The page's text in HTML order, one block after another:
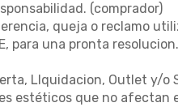
(comprador)
queja o reclamo
para una pronta resolucion.
LIquidacion, Outlet y/o
estéticos que no afectan